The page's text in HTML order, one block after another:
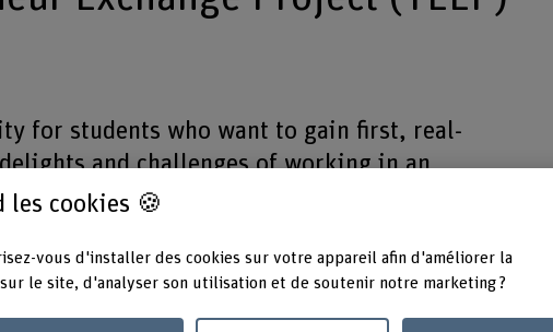
for students who want to gain first, real-
and challenges of working in an
economy. Increasing entrepreneurial
and intercultural learning is one of the main
academic, business
les cookies 🍪
vous d'installer des cookies sur votre appareil afin d'améliorer la
le site, d'analyser son utilisation et de soutenir notre marketing ?